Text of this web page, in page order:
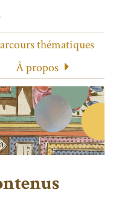
thématiques
À propos